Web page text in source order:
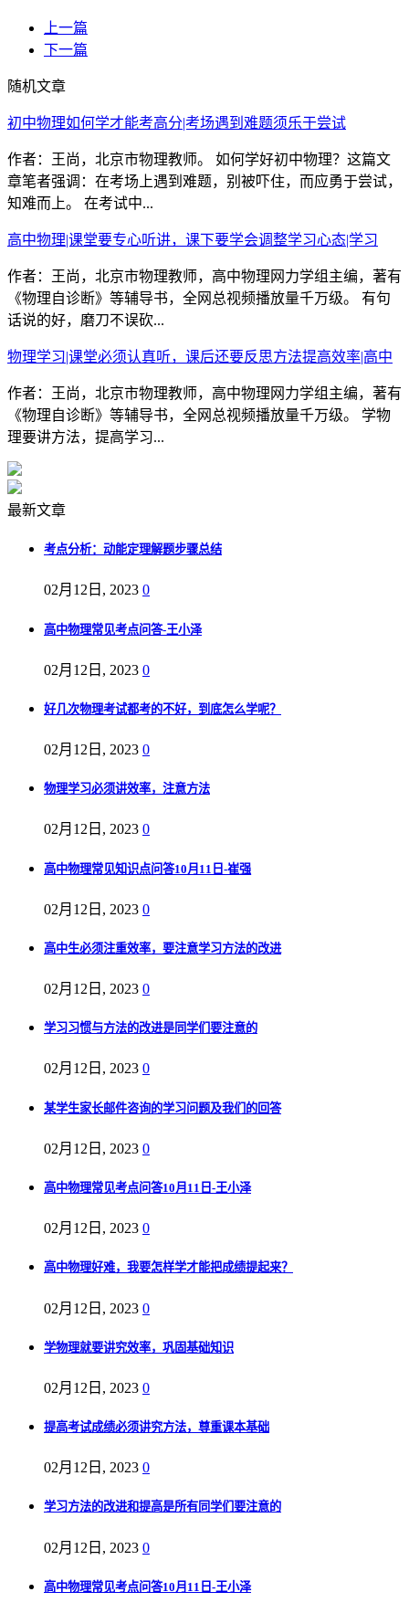
上一篇
下一篇
随机文章
初中物理如何学才能考高分|考场遇到难题须乐于尝试
作者：王尚，北京市物理教师。 如何学好初中物理？这篇文
章笔者强调：在考场上遇到难题，别被吓住，而应勇于尝试，
知难而上。 在考试中...
高中物理|课堂要专心听讲，课下要学会调整学习心态|学习
作者：王尚，北京市物理教师，高中物理网力学组主编，著有
《物理自诊断》等辅导书，全网总视频播放量千万级。 有句
话说的好，磨刀不误砍...
物理学习|课堂必须认真听，课后还要反思方法提高效率|高中
作者：王尚，北京市物理教师，高中物理网力学组主编，著有
《物理自诊断》等辅导书，全网总视频播放量千万级。 学物
理要讲方法，提高学习...
最新文章
考点分析：动能定理解题步骤总结
02月12日, 2023 0
高中物理常见考点问答-王小泽
02月12日, 2023 0
好几次物理考试都考的不好，到底怎么学呢？
02月12日, 2023 0
物理学习必须讲效率，注意方法
02月12日, 2023 0
高中物理常见知识点问答10月11日-崔强
02月12日, 2023 0
高中生必须注重效率，要注意学习方法的改进
02月12日, 2023 0
学习习惯与方法的改进是同学们要注意的
02月12日, 2023 0
某学生家长邮件咨询的学习问题及我们的回答
02月12日, 2023 0
高中物理常见考点问答10月11日-王小泽
02月12日, 2023 0
高中物理好难，我要怎样学才能把成绩提起来？
02月12日, 2023 0
学物理就要讲究效率，巩固基础知识
02月12日, 2023 0
提高考试成绩必须讲究方法，尊重课本基础
02月12日, 2023 0
学习方法的改进和提高是所有同学们要注意的
02月12日, 2023 0
高中物理常见考点问答10月11日-王小泽